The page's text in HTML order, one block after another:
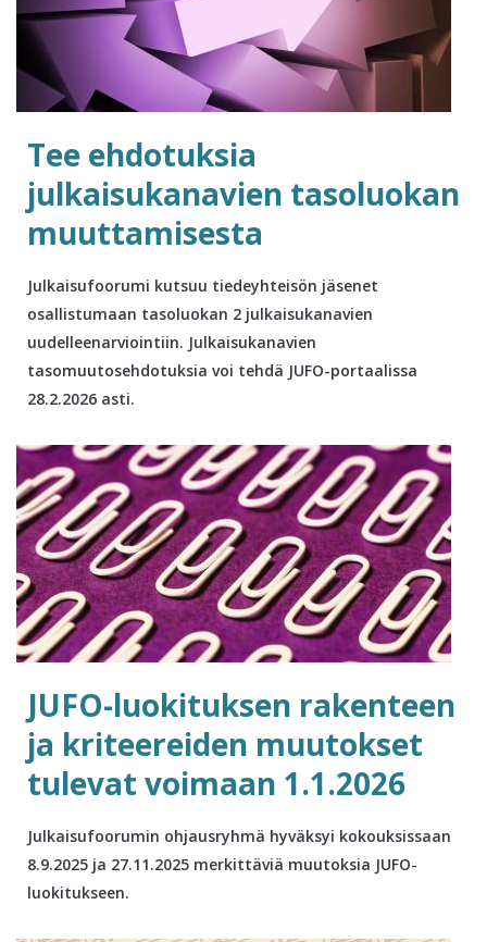
Tee ehdotuksia
julkaisukanavien tasoluokan
muuttamisesta
Julkaisufoorumi kutsuu tiedeyhteisön jäsenet
osallistumaan tasoluokan 2 julkaisukanavien
uudelleenarviointiin. Julkaisukanavien
tasomuutosehdotuksia voi tehdä JUFO-portaalissa
28.2.2026 asti.
JUFO-luokituksen rakenteen
ja kriteereiden muutokset
tulevat voimaan 1.1.2026
Julkaisufoorumin ohjausryhmä hyväksyi kokouksissaan
8.9.2025 ja 27.11.2025 merkittäviä muutoksia JUFO-
luokitukseen.